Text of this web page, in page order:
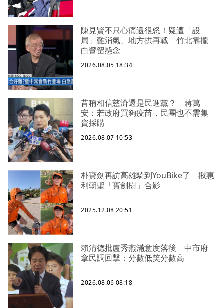
陳見賢不只心痛還很怒！疑遭「設
局」難消氣、地方拱再戰 竹北靠攏
白營留懸念
2026.08.05 18:34
昔稱相信慈濟還是民進黨？ 蔣萬
安：若政府買夠疫苗，民團也不需集
資採購
2026.08.07 10:53
朴寶劍再訪高雄騎到YouBike了 揪惠
利朝聖「寶劍樹」合影
2025.12.08 20:51
賴清德批盧秀燕滿意度落後 中市府
拿民調回擊：分數低笑分數高
2026.08.06 08:18